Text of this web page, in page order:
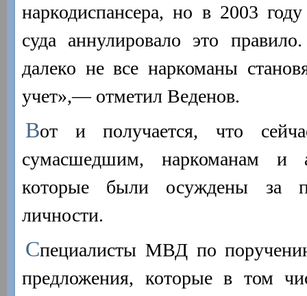
наркодиспансера, но в 2003
суда аннулировало это
далеко не все наркоманы
учет»,— отметил Веденов.
Вот и получается, что
сумасшедшим, наркоманам и
которые были осуждены за
личности.
Специалисты МВД по
предложения, которые в том